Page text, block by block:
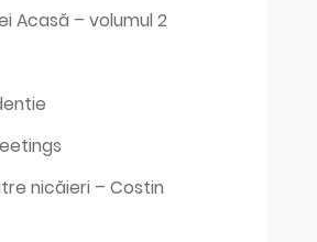
Acasă – volumul 2
nicăieri – Costin